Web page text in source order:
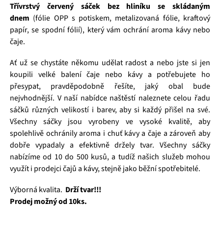
Třívrstvý červený sáček bez hliníku se skládaným
dnem (fólie OPP s potiskem, metalizovaná fólie, kraftový
papír, se spodní fólií), který vám ochrání aroma kávy nebo
čaje.
Ať už se chystáte někomu udělat radost a nebo jste si jen
koupili velké balení čaje nebo kávy a potřebujete ho
přesypat, pravděpodobně řešíte, jaký obal bude
nejvhodnější. V naší nabídce naštěstí naleznete celou řadu
sáčků různých velikostí i barev, aby si každý přišel na své.
Všechny sáčky jsou vyrobeny ve vysoké kvalitě, aby
spolehlivě ochránily aroma i chuť kávy a čaje a zároveň aby
dobře vypadaly a efektivně držely tvar. Všechny sáčky
nabízíme od 10 do 500 kusů, a tudíž našich služeb mohou
využít i prodejci čajů a kávy, stejně jako běžní spotřebitelé.
Výborná kvalita. Drží tvar!!!
Prodej možný od 10ks.